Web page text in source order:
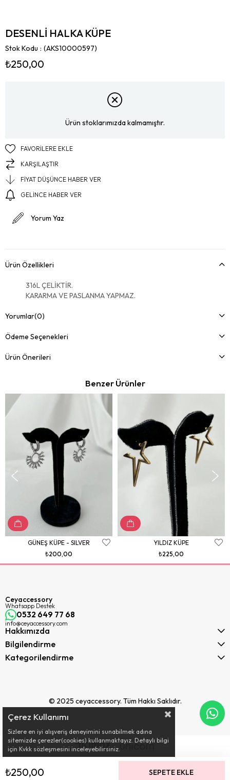
DESENLİ HALKA KÜPE
Stok Kodu (AKS10000597)
₺250,00
Ürün stoklarımızda kalmamıştır.
FAVORILERE EKLE
KARŞILAŞTIR
FIYAT DÜŞÜNCE HABER VER
GELINCE HABER VER
Yorum Yaz
Ürün Özellikleri
316L ÇELİKTİR.
KARARMA VE PASLANMA YAPMAZ.
Yorumlar(0)
Ödeme Seçenekleri
Ürün Önerileri
Benzer Ürünler
GÜNEŞ KÜPE - SILVER
₺200,00
YILDIZ KÜPE
₺225,00
Ceyaccessory
Whatsapp Destek
0532 649 77 68
info@ceyaccessory.com
Hakkımızda
Bilgilendirme
Kategorilendirme
© 2025 ceyaccessory. Tüm Hakkı Saklıdır.
Çerez Kullanımı
Sizlere en iyi alışveriş deneyimini sunabilmek adına
sitemizde çerezler(cookies) kullanmaktayız. Detaylı bilgi
için Kvkk sözleşmesini inceleyebilirsiniz.
₺250,00